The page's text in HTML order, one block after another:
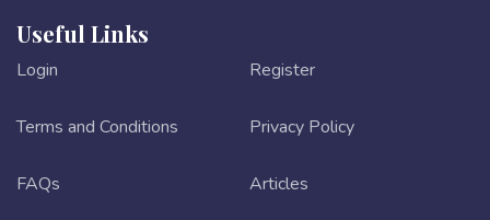
Useful Links
Login Register
Terms and Conditions Privacy Policy
FAQs Articles